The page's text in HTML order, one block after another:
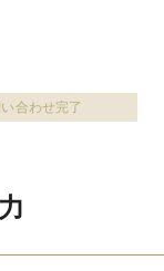
合わせ完了